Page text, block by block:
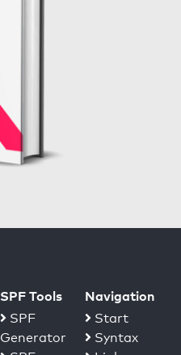
SPF Tools
SPF
Generator
Navigation
Start
Syntax